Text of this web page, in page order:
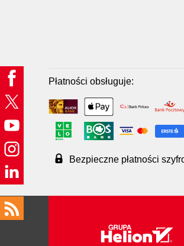
Płatności obsługuje:
Bezpieczne płatności